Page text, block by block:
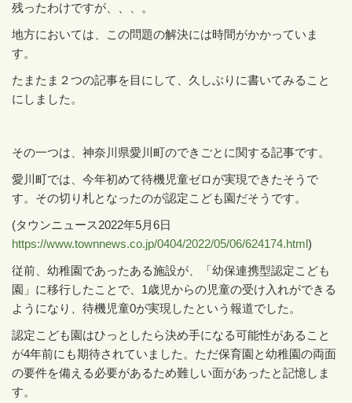
残ったわけですが、、、。
地方においては、この問題の解決には時間がかかっていま
す。
たまたま２つの記事を目にして、久しぶりに書いてみること
にしました。
その一つは、神奈川県愛川町のできごとに関する記事です。
愛川町では、今年初めて待機児童ゼロが実現できたそうで
す。その切り札となったのが認定こども園だそうです。
(タウンニュース2022年5月6日
https://www.townnews.co.jp/0404/2022/05/06/624174.html)
従前、幼稚園であったある施設が、「幼保連携型認定こども
園」に移行したことで、 1歳児からの児童の受け入れができる
ようになり、待機児童0が実現したという報道でした。
認定こども園はひっとしたら決め手になる可能性があること
が4年前にも期待されていました。ただ保育園と幼稚園の両面
の要件を備える必要があるため難しい面があったと記憶しま
す。